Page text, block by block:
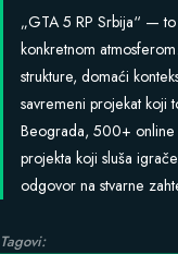
„GTA 5 RP Srbija“ —
konkretnom
strukture, domaći
savremeni projekat koji
Beograda, 500+ online
projekta koji sluša
odgovor na stvarne
Tagovi: